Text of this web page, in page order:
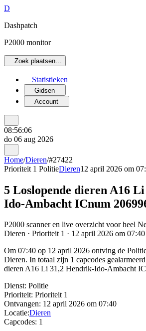
D
Dashpatch
P2000 monitor
Zoek plaatsen…
Statistieken
Gidsen
Account
08:56:06
do 06 aug 2026
Home/Dieren/#27422
Prioriteit 1 PolitieDieren12 april 2026 om
5 Loslopende dieren A16
Ido-Ambacht ICnum
P2000 scanner en live overzicht voor heel
Dieren · Prioriteit 1 · 12 april 2026 om 07:40
Om 07:40 op 12 april 2026 ontving de
Dieren. In totaal zijn 1 capcodes
dieren A16 Li 31,2 Hendrik-Ido-Ambacht
Dienst: Politie
Prioriteit: Prioriteit 1
Ontvangen: 12 april 2026 om 07:40
Locatie:Dieren
Capcodes: 1